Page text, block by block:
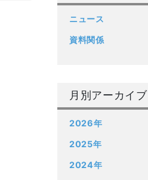
ニュース
資料関係
月別アーカイブ
2026年
2025年
2024年